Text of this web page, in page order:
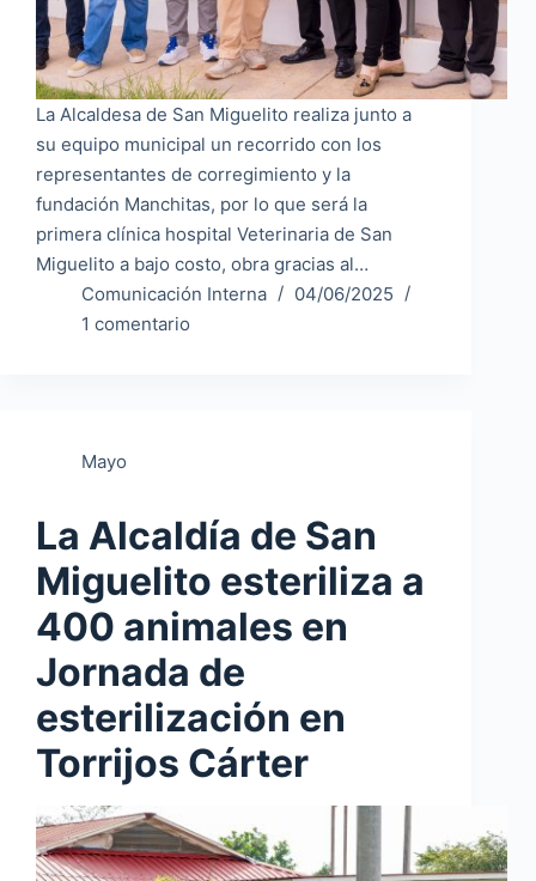
La Alcaldesa de San Miguelito realiza junto a
su equipo municipal un recorrido con los
representantes de corregimiento y la
fundación Manchitas, por lo que será la
primera clínica hospital Veterinaria de San
Miguelito a bajo costo, obra gracias al…
Comunicación Interna
04/06/2025
1 comentario
Mayo
La Alcaldía de San
Miguelito esteriliza a
400 animales en
Jornada de
esterilización en
Torrijos Cárter